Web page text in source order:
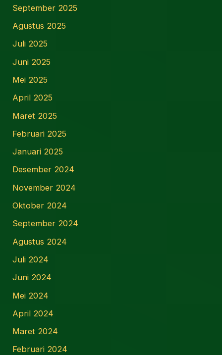
September 2025
Agustus 2025
Juli 2025
Juni 2025
Mei 2025
April 2025
Maret 2025
Februari 2025
Januari 2025
Desember 2024
November 2024
Oktober 2024
September 2024
Agustus 2024
Juli 2024
Juni 2024
Mei 2024
April 2024
Maret 2024
Februari 2024